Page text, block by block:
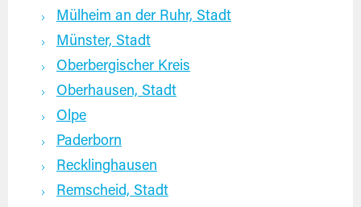
Mülheim an der Ruhr, Stadt
Münster, Stadt
Oberbergischer Kreis
Oberhausen, Stadt
Olpe
Paderborn
Recklinghausen
Remscheid, Stadt